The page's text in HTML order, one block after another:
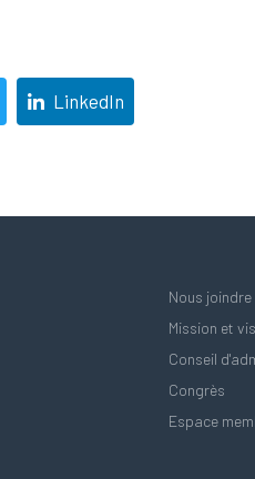
LinkedIn
Nous joindre
Mission et
Conseil
Congrès
Espace